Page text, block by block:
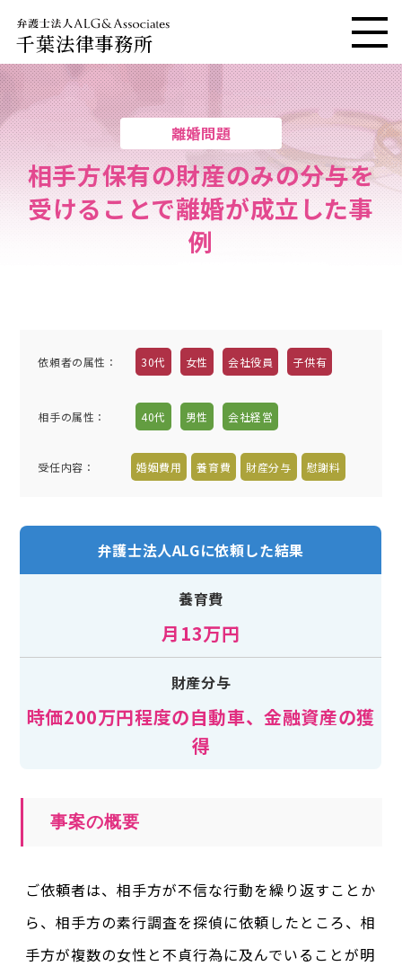
千葉法律事務所
離婚問題
相手方保有の財産のみの分与を
受けることで離婚が成立した事
例
依頼者の属性 ： 30代 女性 会社役員 子供有
相手の属性 ： 40代 男性 会社経営
受任内容 ： 婚姻費用 養育費 財産分与 慰謝料
弁護士法人ALGに依頼した結果
養育費
月13万円
財産分与
時価200万円程度の自動車、金融資産の獲
得
事案の概要
ご依頼者は、相手方が不信な行動を繰り返すことか
ら、相手方の素行調査を探偵に依頼したところ、相
手方が複数の女性と不貞行為に及んでいることが明